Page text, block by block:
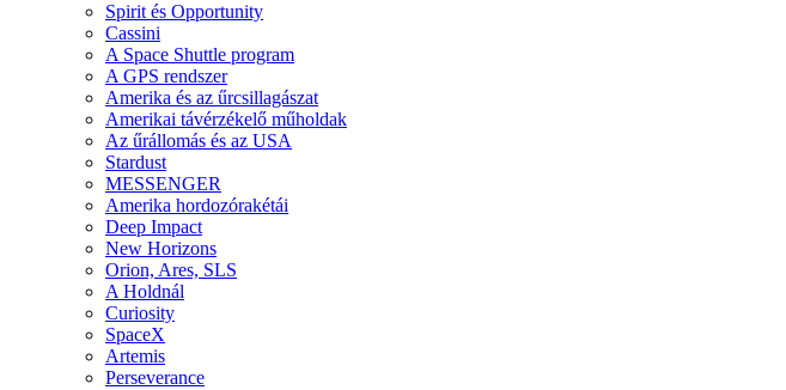
Spirit és Opportunity
Cassini
A Space Shuttle program
A GPS rendszer
Amerika és az űrcsillagászat
Amerikai távérzékelő műholdak
Az űrállomás és az USA
Stardust
MESSENGER
Amerika hordozórakétái
Deep Impact
New Horizons
Orion, Ares, SLS
A Holdnál
Curiosity
SpaceX
Artemis
Perseverance